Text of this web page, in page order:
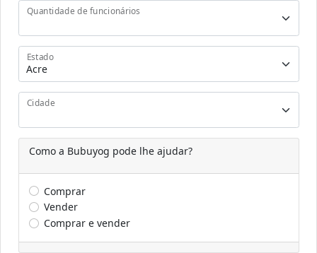
Quantidade de funcionários
Estado
Cidade
Como a Bubuyog pode lhe ajudar?
Comprar
Vender
Comprar e vender